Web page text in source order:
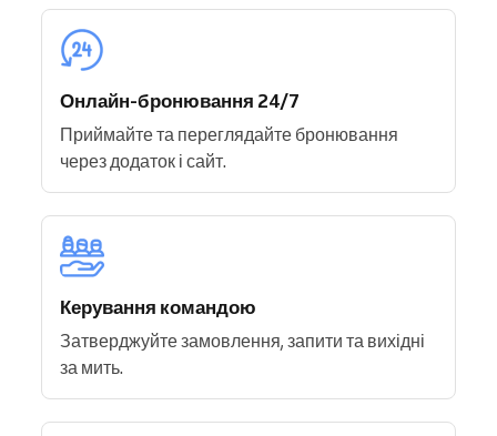
Онлайн-бронювання 24/7
Приймайте та переглядайте бронювання
через додаток і сайт.
Керування командою
Затверджуйте замовлення, запити та вихідні
за мить.